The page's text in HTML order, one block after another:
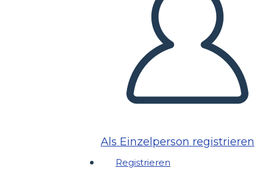
Als Einzelperson registrieren
Registrieren